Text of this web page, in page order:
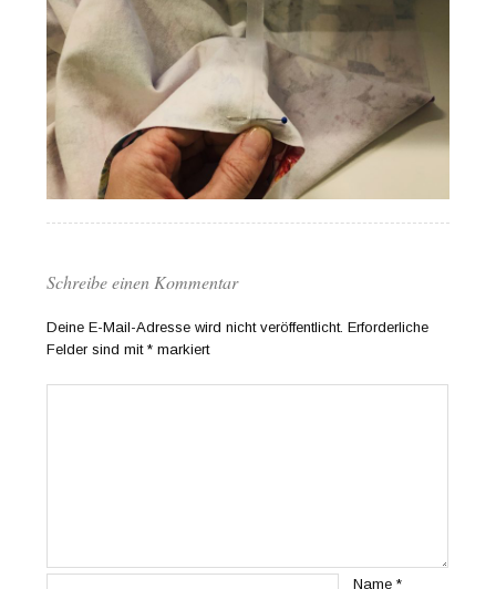
Schreibe einen Kommentar
Deine E-Mail-Adresse wird nicht veröffentlicht. Erforderliche
Felder sind mit* markiert
Name*